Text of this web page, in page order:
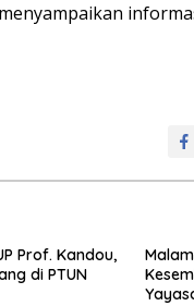
Prof. Kandou,
di PTUN